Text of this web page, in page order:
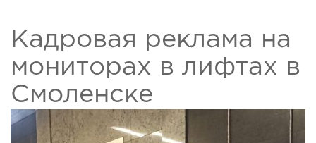
Кадровая реклама на
мониторах в лифтах в
Смоленске